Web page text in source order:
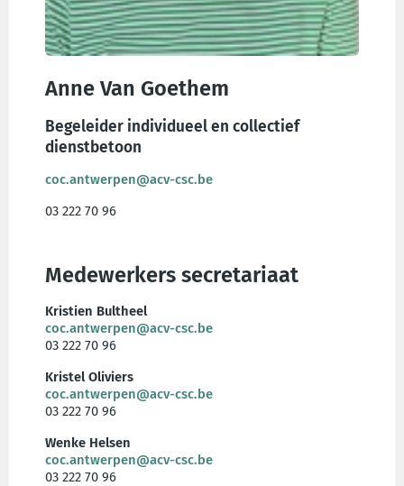
Anne Van Goethem
Begeleider individueel en collectief
dienstbetoon
coc.antwerpen@acv-csc.be
03 222 70 96
Medewerkers secretariaat
Kristien Bultheel
coc.antwerpen@acv-csc.be
03 222 70 96
Kristel Oliviers
coc.antwerpen@acv-csc.be
03 222 70 96
Wenke Helsen
coc.antwerpen@acv-csc.be
03 222 70 96